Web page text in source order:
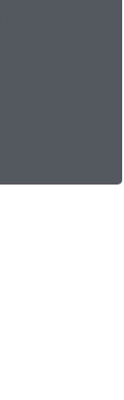
מעיינכם,
נלחמתם.